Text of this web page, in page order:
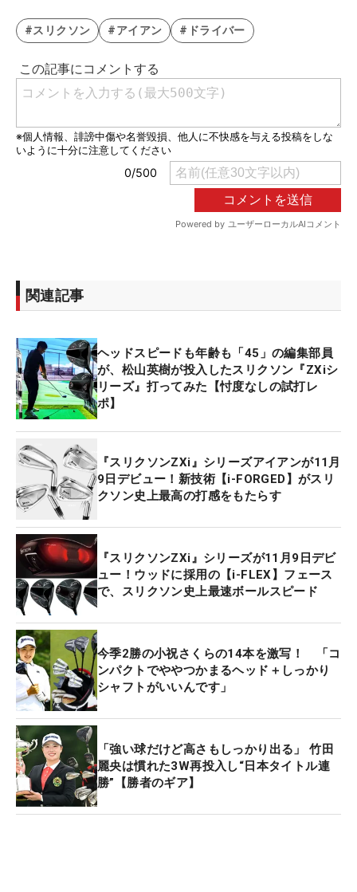
#スリクソン #アイアン #ドライバー
関連記事
ヘッドスピードも年齢も「45」の編集部員
が、松山英樹が投入したスリクソン『ZXiシ
リーズ』打ってみた【忖度なしの試打レ
ポ】
『スリクソンZXi』シリーズアイアンが11月
9日デビュー！新技術【i-FORGED】がスリ
クソン史上最高の打感をもたらす
『スリクソンZXi』シリーズが11月9日デビ
ュー！ウッドに採用の【i-FLEX】フェース
で、スリクソン史上最速ボールスピード
今季2勝の小祝さくらの14本を激写！ 「コ
ンパクトでややつかまるヘッド＋しっかり
シャフトがいいんです」
「強い球だけど高さもしっかり出る」 竹田
麗央は慣れた3W再投入し“日本タイトル連
勝”【勝者のギア】